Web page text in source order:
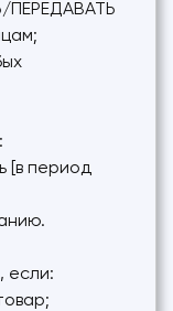
ПЕРЕДАВАТЬ
[в период
если: